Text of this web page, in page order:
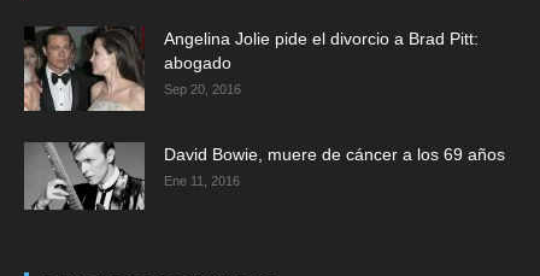
Angelina Jolie pide el divorcio a Brad Pitt:
abogado
Sep 20, 2016
David Bowie, muere de cáncer a los 69 años
Ene 11, 2016